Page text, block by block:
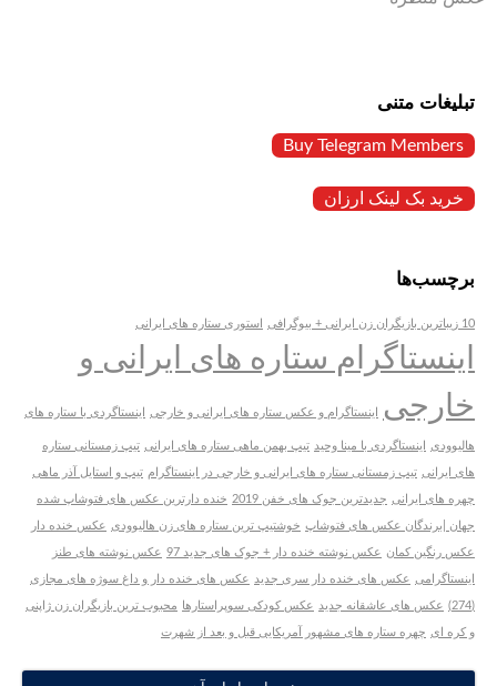
تبلیغات متنی
Buy Telegram Members
خرید بک لینک ارزان
برچسب‌ها
10 زیباترین بازیگران زن ایرانی + بیوگرافی استوری ستاره های ایرانی
اینستاگرام ستاره های ایرانی و
خارجی
اینستاگرام و عکس ستاره های ایرانی و خارجی اینستاگردی با ستاره های
هالیوودی اینستاگردی با مینا وحید تیپ بهمن ماهی ستاره های ایرانی تیپ زمستانی ستاره
های ایرانی تیپ زمستانی ستاره های ایرانی و خارجی در اینستاگرام تیپ و استایل آذر ماهی
چهره های ایرانی جدیدترین جوک های خفن 2019 خنده دارترین عکس های فتوشاپ شده
جهان |برندگان عکس های فتوشاپ خوشتیپ ترین ستاره های زن هالیوودی عکس خنده دار
عکس رنگین کمان عکس نوشته خنده دار + جوک های جدید 97 عکس نوشته های طنز
اینستاگرامی عکس های خنده دار سری جدید عکس های خنده دار و داغ سوژه های مجازی
(274) عکس های عاشقانه جدید عکس کودکی سوپراستارها محبوب ترین بازیگران زن ژاپنی
و کره ای چهره ستاره های مشهور آمریکایی قبل و بعد از شهرت